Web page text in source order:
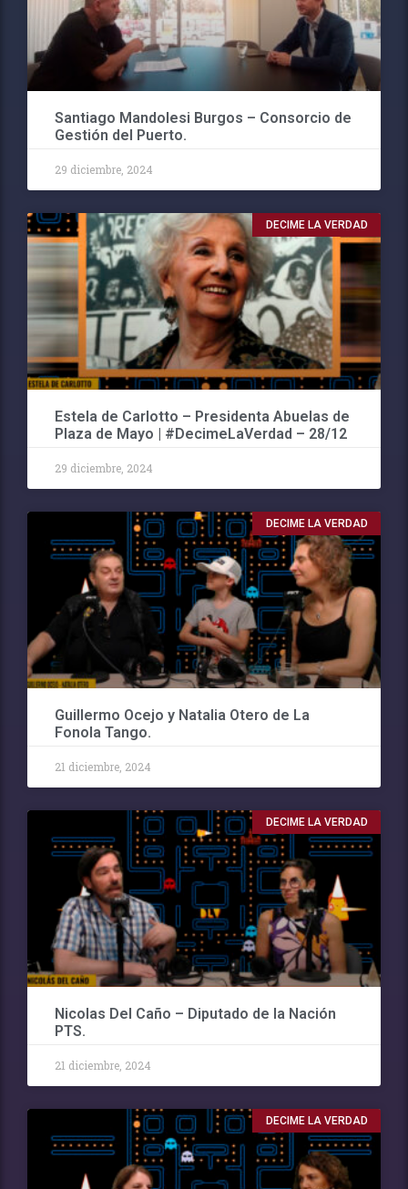
Santiago Mandolesi Burgos – Consorcio de
Gestión del Puerto.
29 diciembre, 2024
DECIME LA VERDAD
Estela de Carlotto – Presidenta Abuelas de
Plaza de Mayo | #DecimeLaVerdad – 28/12
29 diciembre, 2024
DECIME LA VERDAD
Guillermo Ocejo y Natalia Otero de La
Fonola Tango.
21 diciembre, 2024
DECIME LA VERDAD
Nicolas Del Caño – Diputado de la Nación
PTS.
21 diciembre, 2024
DECIME LA VERDAD